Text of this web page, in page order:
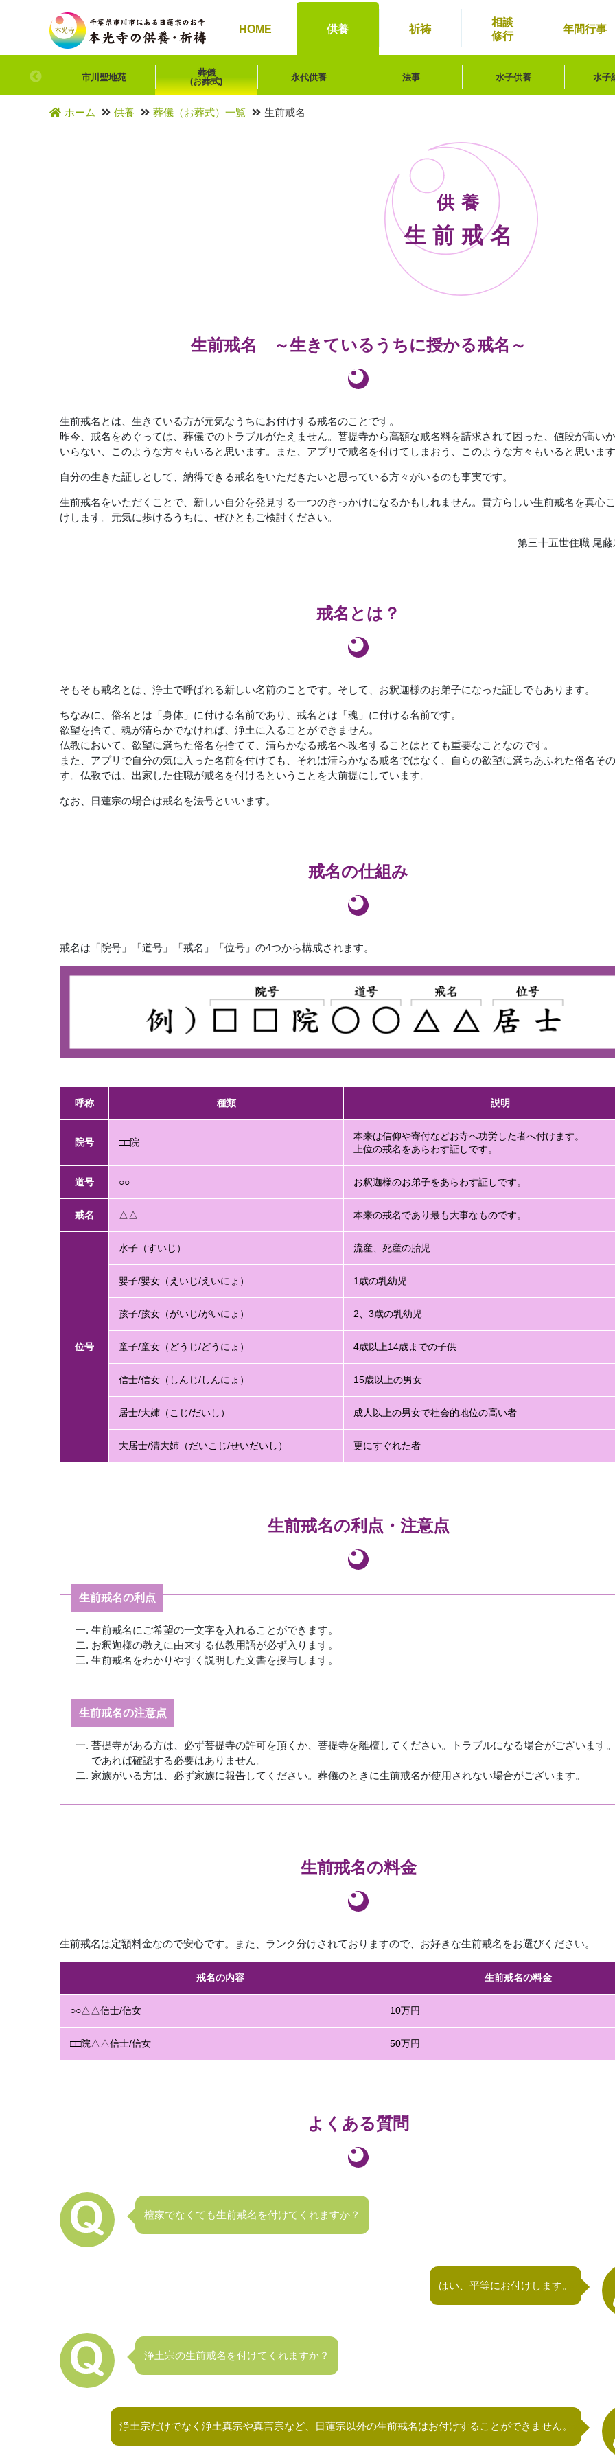
HOME 供養 祈祷
相談
修行
年間行事
市川聖地苑
葬儀
(お葬式)
永代供養 法事 水子供養 水子
ホーム 供養 葬儀（お葬式）一覧 生前戒名
供養
生前戒名
生前戒名 ～生きているうちに授かる戒名～
生前戒名とは、生きている方が元気なうちにお付けする戒名のことです。
昨今、戒名をめぐっては、葬儀でのトラブルがたえません。菩提寺から高額な戒名料を請求されて困った、値段が高い
いらない、このような方々もいると思います。また、アプリで戒名を付けてしまおう、このような方々もいると思いま
自分の生きた証しとして、納得できる戒名をいただきたいと思っている方々がいるのも事実です。
生前戒名をいただくことで、新しい自分を発見する一つのきっかけになるかもしれません。貴方らしい生前戒名を真心
けします。元気に歩けるうちに、ぜひともご検討ください。
第三十五世住職 尾
戒名とは？
そもそも戒名とは、浄土で呼ばれる新しい名前のことです。そして、お釈迦様のお弟子になった証しでもあります。
ちなみに、俗名とは「身体」に付ける名前であり、戒名とは「魂」に付ける名前です。
欲望を捨て、魂が清らかでなければ、浄土に入ることができません。
仏教において、欲望に満ちた俗名を捨てて、清らかなる戒名へ改名することはとても重要なことなのです。
また、アプリで自分の気に入った名前を付けても、それは清らかなる戒名ではなく、自らの欲望に満ちあふれた俗名そ
す。仏教では、出家した住職が戒名を付けるということを大前提にしています。
なお、日蓮宗の場合は戒名を法号といいます。
戒名の仕組み
戒名は「院号」「道号」「戒名」「位号」の4つから構成されます。
呼称 種類 説明
院号 □□院
本来は信仰や寄付などお寺へ功労した者へ付けます。
上位の戒名をあらわす証しです。
道号 ○○ お釈迦様のお弟子をあらわす証しです。
戒名 △△ 本来の戒名であり最も大事なものです。
位号
水子（すいじ） 流産、死産の胎児
嬰子/嬰女（えいじ/えいにょ） 1歳の乳幼児
孩子/孩女（がいじ/がいにょ） 2、3歳の乳幼児
童子/童女（どうじ/どうにょ） 4歳以上14歳までの子供
信士/信女（しんじ/しんにょ） 15歳以上の男女
居士/大姉（こじ/だいし） 成人以上の男女で社会的地位の高い者
大居士/清大姉（だいこじ/せいだいし） 更にすぐれた者
生前戒名の利点・注意点
生前戒名の利点
生前戒名にご希望の一文字を入れることができます。
お釈迦様の教えに由来する仏教用語が必ず入ります。
生前戒名をわかりやすく説明した文書を授与します。
生前戒名の注意点
菩提寺がある方は、必ず菩提寺の許可を頂くか、菩提寺を離檀してください。トラブルになる場合がございます
であれば確認する必要はありません。
家族がいる方は、必ず家族に報告してください。葬儀のときに生前戒名が使用されない場合がございます。
生前戒名の料金
生前戒名は定額料金なので安心です。また、ランク分けされておりますので、お好きな生前戒名をお選びください。
戒名の内容 生前戒名の料金
○○△△信士/信女 10万円
□□院△△信士/信女 50万円
よくある質問
檀家でなくても生前戒名を付けてくれますか？
はい、平等にお付けします。
浄土宗の生前戒名を付けてくれますか？
浄土宗だけでなく浄土真宗や真言宗など、日蓮宗以外の生前戒名はお付けすることができません。